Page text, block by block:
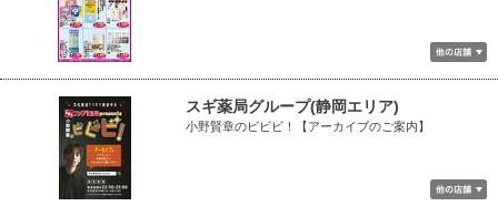
スギ薬局グループ(静岡エリア)
小野賢章のビビビ！【アーカイブのご案内】